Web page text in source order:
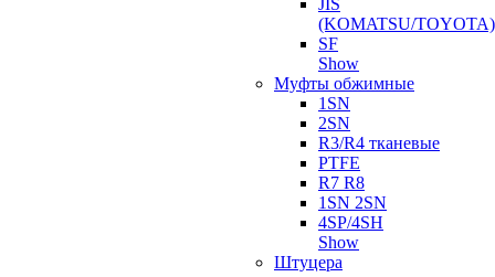
JIS
(KOMATSU/TOYOTA)
SF
Show
Муфты обжимные
1SN
2SN
R3/R4 тканевые
PTFE
R7 R8
1SN 2SN
4SP/4SH
Show
Штуцера